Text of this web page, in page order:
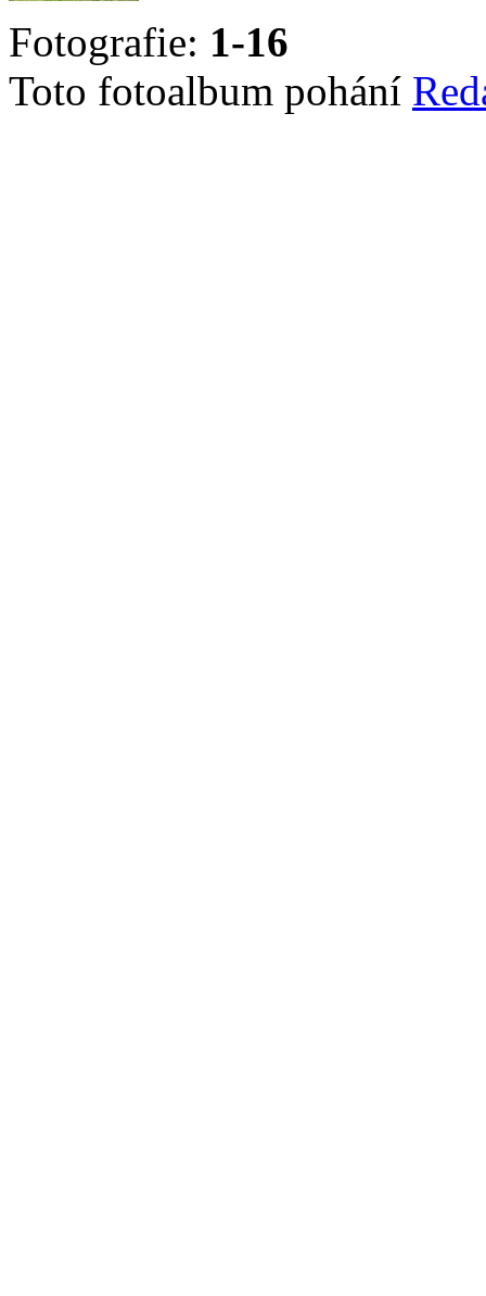
Fotografie: 1-16
Toto fotoalbum pohání